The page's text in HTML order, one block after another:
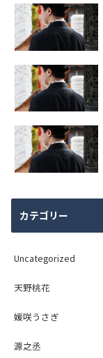
カテゴリー
Uncategorized
天野桃花
媛咲うさぎ
源之丞